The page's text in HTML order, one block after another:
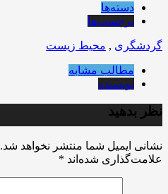
دسته‌ها
برچسب‌ها
گردشگری , محیط زیست
مطالب مشابه
نویسنده
نظر بدهید
نشانی ایمیل شما منتشر نخواهد شد.
علامت‌گذاری شده‌اند *